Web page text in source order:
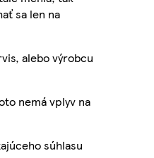
sa len na
alebo výrobcu
nemá vplyv na
súhlasu